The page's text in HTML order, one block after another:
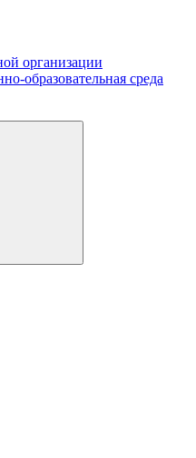
организации
образовательная среда